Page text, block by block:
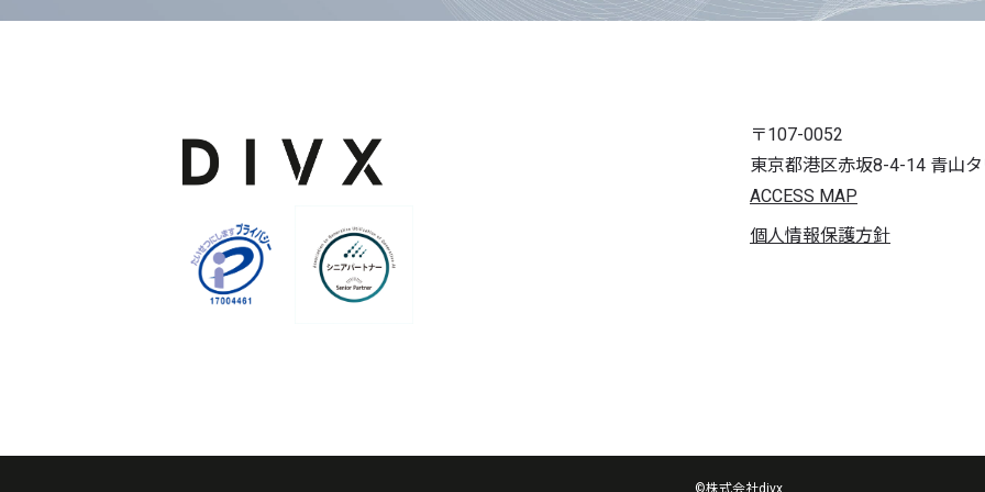
〒107-0052
東京都港区赤坂8-4-14 青山
ACCESS MAP
個人情報保護方針
©株式会社divx